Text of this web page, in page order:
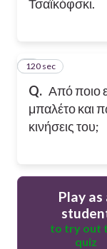
Τσαϊκόφσκι.
Q. Από ποιο
μπαλέτο και
κινήσεις του;
6
120 sec
Play as
to try out
quiz